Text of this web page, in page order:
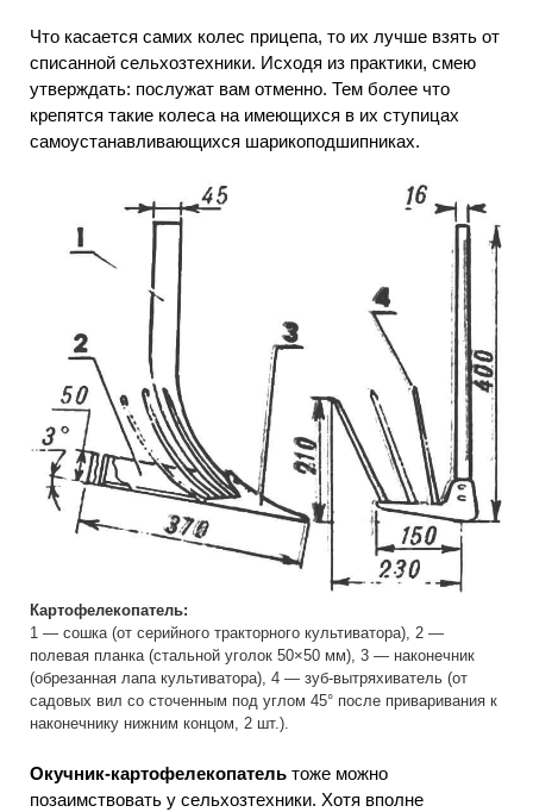
Что касается самих колес прицепа, то их лучше взять от
списанной сельхозтехники. Исходя из практики, смею
утверждать: послужат вам отменно. Тем более что
крепятся такие колеса на имеющихся в их ступицах
самоустанавливающихся шарикоподшипниках.
Картофелекопатель:
1 — сошка (от серийного тракторного культиватора), 2 —
полевая планка (стальной уголок 50×50 мм), 3 — наконечник
(обрезанная лапа культиватора), 4 — зуб-вытряхиватель (от
садовых вил со сточенным под углом 45° после приваривания к
наконечнику нижним концом, 2 шт.).
Окучник-картофелекопатель тоже можно
позаимствовать у сельхозтехники. Хотя вполне